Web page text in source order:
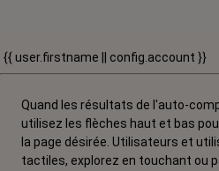
{{ user.firstname || config.account }}
Quand les résultats de l'auto-
utilisez les flèches haut et bas
la page désirée. Utilisateurs et
tactiles, explorez en touchant ou